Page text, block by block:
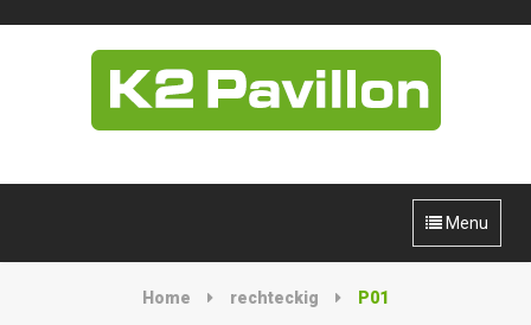
Menu
Home rechteckig P01